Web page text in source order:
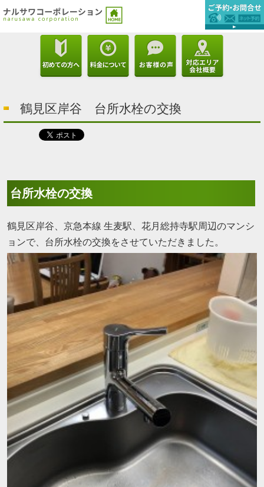
鶴見区岸谷 台所水栓の交換
台所水栓の交換
鶴見区岸谷、京急本線 生麦駅、花月総持寺駅周辺のマンシ
ョンで、台所水栓の交換をさせていただきました。